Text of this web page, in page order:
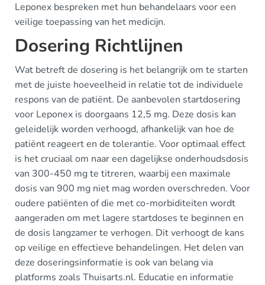
Leponex bespreken met hun behandelaars voor een
veilige toepassing van het medicijn.
Dosering Richtlijnen
Wat betreft de dosering is het belangrijk om te starten
met de juiste hoeveelheid in relatie tot de individuele
respons van de patiënt. De aanbevolen startdosering
voor Leponex is doorgaans 12,5 mg. Deze dosis kan
geleidelijk worden verhoogd, afhankelijk van hoe de
patiënt reageert en de tolerantie. Voor optimaal effect
is het cruciaal om naar een dagelijkse onderhoudsdosis
van 300-450 mg te titreren, waarbij een maximale
dosis van 900 mg niet mag worden overschreden. Voor
oudere patiënten of die met co-morbiditeiten wordt
aangeraden om met lagere startdoses te beginnen en
de dosis langzamer te verhogen. Dit verhoogt de kans
op veilige en effectieve behandelingen. Het delen van
deze doseringsinformatie is ook van belang via
platforms zoals Thuisarts.nl. Educatie en informatie